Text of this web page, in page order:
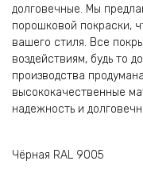
долговечные. Мы
порошковой покраски,
вашего стиля. Все
воздействиям, будь то
производства
высококачественные
надежность и
Чёрная RAL 9005